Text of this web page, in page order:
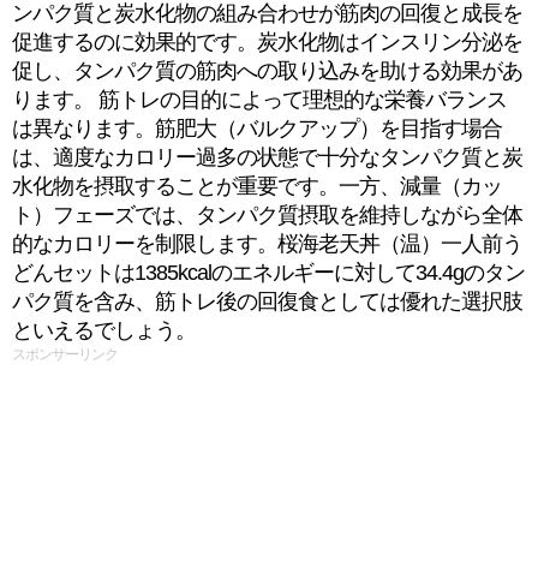
ンパク質と炭水化物の組み合わせが筋肉の回復と成長を
促進するのに効果的です。炭水化物はインスリン分泌を
促し、タンパク質の筋肉への取り込みを助ける効果があ
ります。 筋トレの目的によって理想的な栄養バランス
は異なります。筋肥大（バルクアップ）を目指す場合
は、適度なカロリー過多の状態で十分なタンパク質と炭
水化物を摂取することが重要です。一方、減量（カッ
ト）フェーズでは、タンパク質摂取を維持しながら全体
的なカロリーを制限します。桜海老天丼（温）一人前う
どんセットは1385kcalのエネルギーに対して34.4gのタン
パク質を含み、筋トレ後の回復食としては優れた選択肢
といえるでしょう。
スポンサーリンク